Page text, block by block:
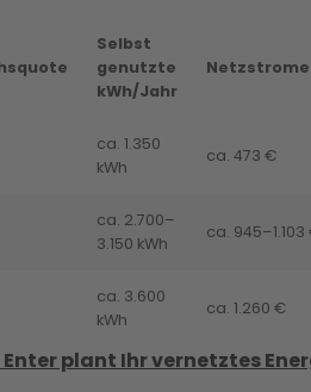
Selbst
genutzte
kWh/Jahr
ca. 1.350
kWh
ca. 473 €
ca. 2.700–
3.150 kWh
ca. 945–1.103
ca. 3.600
kWh
ca. 1.260 €
plant Ihr vernetztes